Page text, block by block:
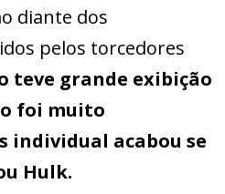
diante dos
pelos torcedores
teve grande exibição
foi muito
individual acabou se
Hulk.